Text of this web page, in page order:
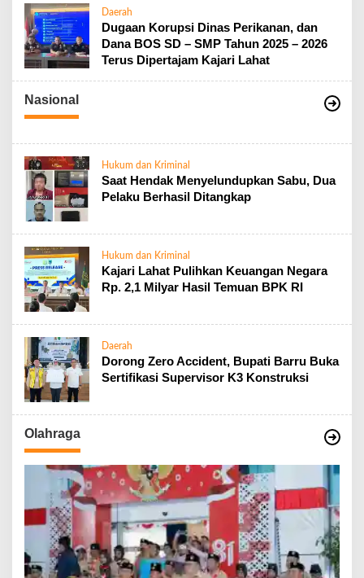
Daerah
Dugaan Korupsi Dinas Perikanan, dan
Dana BOS SD – SMP Tahun 2025 – 2026
Terus Dipertajam Kajari Lahat
Nasional
Hukum dan Kriminal
Saat Hendak Menyelundupkan Sabu, Dua
Pelaku Berhasil Ditangkap
Hukum dan Kriminal
Kajari Lahat Pulihkan Keuangan Negara
Rp. 2,1 Milyar Hasil Temuan BPK RI
Daerah
Dorong Zero Accident, Bupati Barru Buka
Sertifikasi Supervisor K3 Konstruksi
Olahraga